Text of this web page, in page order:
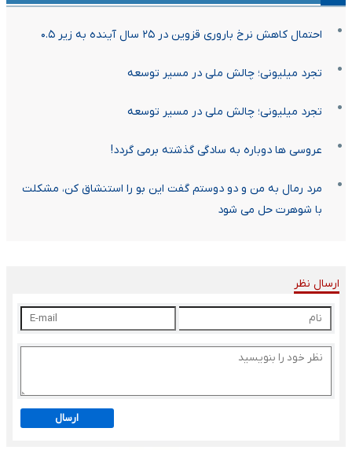
احتمال کاهش نرخ باروری قزوین در ۲۵ سال آینده به زیر ۰.۵
تجرد میلیونی؛ چالش ملی در مسیر توسعه
تجرد میلیونی؛ چالش ملی در مسیر توسعه
عروسی ها دوباره به سادگی گذشته برمی گردد!
مرد رمال به من و دو دوستم گفت این بو را استنشاق کن، مشکلت
با شوهرت حل می شود
ارسال نظر
ارسال